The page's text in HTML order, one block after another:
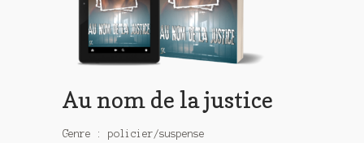
Au nom de la justice
Genre : policier/suspense